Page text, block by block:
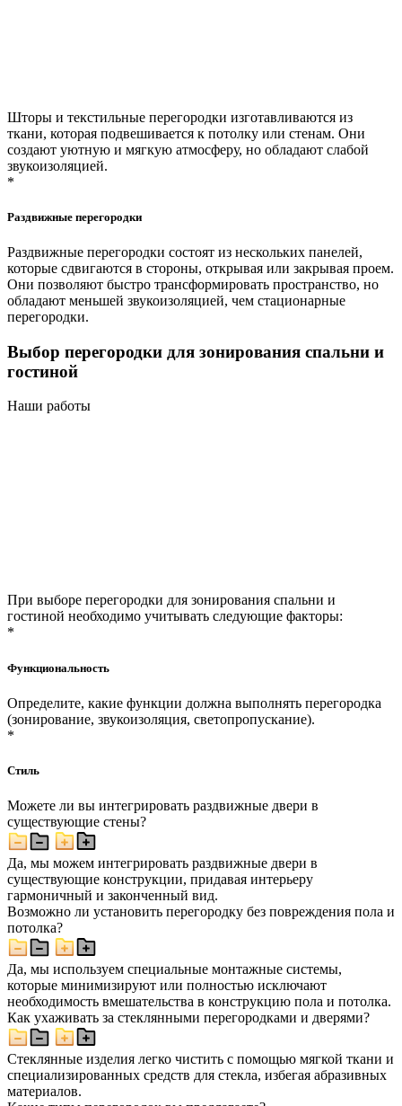
Шторы и текстильные перегородки изготавливаются из
ткани, которая подвешивается к потолку или стенам. Они
создают уютную и мягкую атмосферу, но обладают слабой
звукоизоляцией.
*
Раздвижные перегородки
Раздвижные перегородки состоят из нескольких панелей,
которые сдвигаются в стороны, открывая или закрывая проем.
Они позволяют быстро трансформировать пространство, но
обладают меньшей звукоизоляцией, чем стационарные
перегородки.
Выбор перегородки для зонирования спальни и
гостиной
Наши работы
При выборе перегородки для зонирования спальни и
гостиной необходимо учитывать следующие факторы:
*
Функциональность
Определите, какие функции должна выполнять перегородка
(зонирование, звукоизоляция, светопропускание).
*
Стиль
Можете ли вы интегрировать раздвижные двери в
существующие стены?
Да, мы можем интегрировать раздвижные двери в
существующие конструкции, придавая интерьеру
гармоничный и законченный вид.
Возможно ли установить перегородку без повреждения пола и
потолка?
Да, мы используем специальные монтажные системы,
которые минимизируют или полностью исключают
необходимость вмешательства в конструкцию пола и потолка.
Как ухаживать за стеклянными перегородками и дверями?
Стеклянные изделия легко чистить с помощью мягкой ткани и
специализированных средств для стекла, избегая абразивных
материалов.